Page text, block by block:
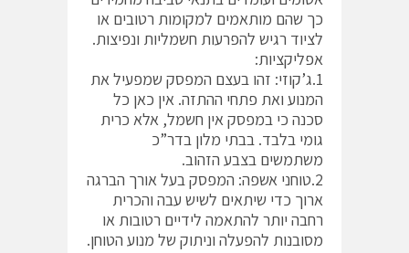
כך שהם מותאמים למקומות רטובים או
לציוד רגיש להפרעות חשמליות ונפיצות.
אפליקציות:
1.ג’קוזי: זהו בעצם המפסק שמפעיל את
המנוע ואת פתחי ההתזה. אין כאן כל
סכנה כי במפסק אין חשמל, אלא כרית
גומי בלבד. בבתי מלון בדר”כ
משתמשים בצבע הזהוב.
2.טוחני אשפה: המפסק בעל אורך הברגה
ארוך כדי שיתאים לשיש עבה והכרית
רחבה יותר להתאמה לידיים רטובות או
מסובנות להפעלה וניתוק של מנוע הטוחן.